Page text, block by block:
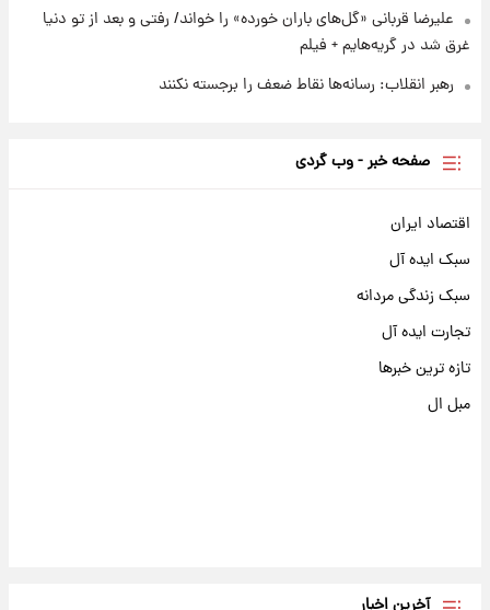
علیرضا قربانی «گل‌های باران خورده» را خواند/ رفتی و بعد از تو دنیا
غرق شد در گریه‌هایم + فیلم
رهبر انقلاب: رسانه‌ها نقاط ضعف را برجسته نکنند
صفحه خبر - وب گردی
اقتصاد ایران
سبک ایده آل
سبک زندگی مردانه
تجارت ایده آل
تازه ترین خبرها
مبل ال